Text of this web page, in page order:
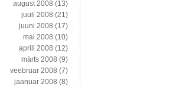
august 2008 (13)
juuli 2008 (21)
juuni 2008 (17)
mai 2008 (10)
aprill 2008 (12)
märts 2008 (9)
veebruar 2008 (7)
jaanuar 2008 (8)